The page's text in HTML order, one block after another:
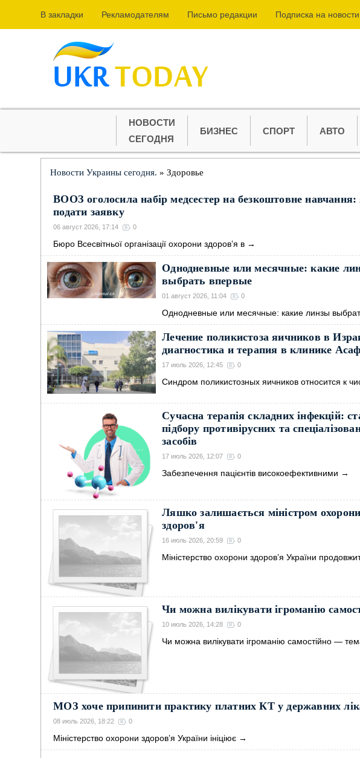
В закладки Рекламодателям Письмо редакции Подпиcка на новости
НОВОСТИ
СЕГОДНЯ
БИЗНЕС СПОРТ АВТО
Новости Украины сегодня. » Здоровье
ВООЗ оголосила набір медсестер на безкоштовне навчання:
подати заявку
06 август 2026, 17:14 0
Бюро Всесвітньої організації охорони здоров’я в →
Однодневные или месячные: какие
выбрать впервые
01 август 2026, 11:04 0
Однодневные или месячные: какие линзы
Лечение поликистоза яичников в
диагностика и терапия в клинике
17 июль 2026, 12:45 0
Синдром поликистозных яичников относится к
Сучасна терапія складних інфекцій:
підбору противірусних та
засобів
17 июль 2026, 12:07 0
Забезпечення пацієнтів високоефективними →
Ляшко залишається міністром охорони
здоров'я
16 июль 2026, 20:59 0
Міністерство охорони здоров’я України
Чи можна вилікувати ігроманію
10 июль 2026, 14:28 0
Чи можна вилікувати ігроманію самостійно —
МОЗ хоче припинити практику платних КТ у державних
08 июль 2026, 18:22 0
Міністерство охорони здоров’я України ініціює →